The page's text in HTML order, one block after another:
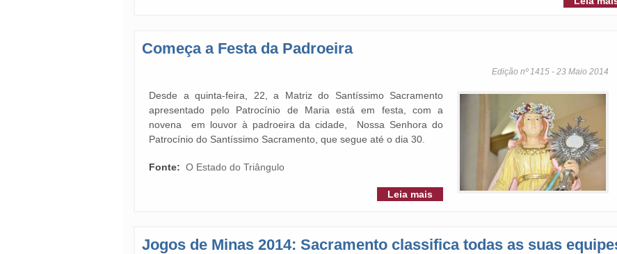
Começa a Festa da Padroeira
Edição nº 1415 - 23 Maio 2014
Desde a quinta-feira, 22, a Matriz do Santíssimo Sacramento
apresentado pelo Patrocínio de Maria está em festa, com a
novena em louvor à padroeira da cidade, Nossa Senhora do
Patrocínio do Santíssimo Sacramento, que segue até o dia 30.
Fonte: O Estado do Triângulo
Leia mais
Jogos de Minas 2014: Sacramento classifica todas as suas